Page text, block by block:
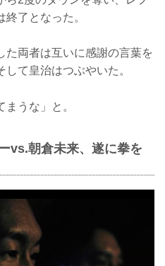
了となった。
た両者は互いに感謝の言葉を
て皇治はつぶやいた。
うな」と。
vs.朝倉未来、遂に拳を